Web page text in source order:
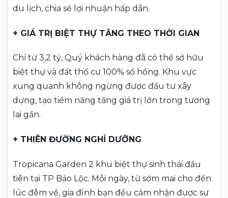
du lịch, chia sẻ lợi nhuận hấp dẫn.
+ GIÁ TRỊ BIỆT THỰ TĂNG THEO THỜI GIAN
Chỉ từ 3,2 tỷ, Quý khách hàng đã có thể sở hữu
biệt thự và đất thổ cư 100% sổ hồng. Khu vực
xung quanh không ngừng được đầu tư xây
dựng, tạo tiềm năng tăng giá trị lớn trong tương
lai gần.
+ THIÊN ĐƯỜNG NGHỈ DƯỠNG
Tropicana Garden 2 khu biệt thự sinh thái đầu
tiên tại TP Bảo Lộc. Mỗi ngày, từ sớm mai cho đến
lúc đêm về, gia đình bạn đều cảm nhận được sự